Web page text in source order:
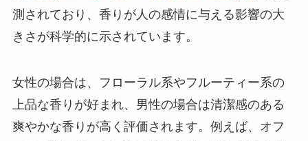
測されており、香りが人の感情に与える影響の大
きさが科学的に示されています。
女性の場合は、フローラル系やフルーティー系の
上品な香りが好まれ、男性の場合は清潔感のある
爽やかな香りが高く評価されます。例えば、オフ